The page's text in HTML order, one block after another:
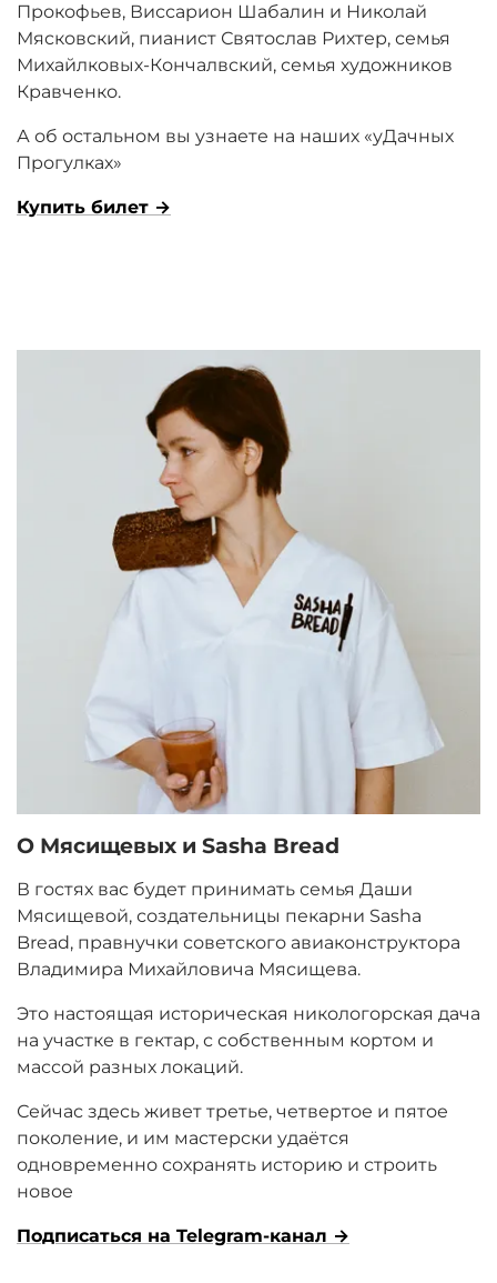
Прокофьев, Виссарион Шабалин и Николай
Мясковский, пианист Святослав Рихтер, семья
Михайлковых-Кончалвский, семья художников
Кравченко.
А об остальном вы узнаете на наших «уДачных
Прогулках»
Купить билет →
О Мясищевых и Sasha Bread
В гостях вас будет принимать семья Даши
Мясищевой, создательницы пекарни Sasha
Bread, правнучки советского авиаконструктора
Владимира Михайловича Мясищева.
Это настоящая историческая никологорская дача
на участке в гектар, с собственным кортом и
массой разных локаций.
Сейчас здесь живет третье, четвертое и пятое
поколение, и им мастерски удаётся
одновременно сохранять историю и строить
новое
Подписаться на Telegram-канал →